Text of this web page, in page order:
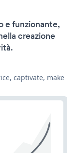
e funzionante,
creazione
captivate, make